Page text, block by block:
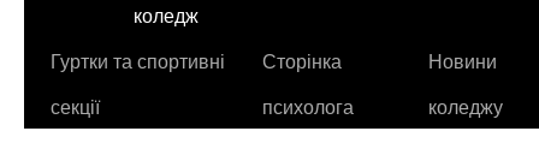
коледж
Гуртки та спортивні
секції
Сторінка
психолога
Новини
коледжу